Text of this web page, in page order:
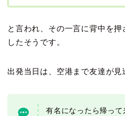
と言われ、その一言に背中を
したそうです。
出発当日は、空港まで友達が見
有名になったら帰って